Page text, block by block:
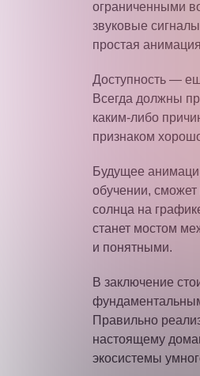
ограниченными
звуковые
простая
Доступность —
Всегда должны
каким-либо
признаком
Будущее
обучении,
солнца на
станет мостом
и понятными.
В заключение
Правильно
настоящему
экосистемы